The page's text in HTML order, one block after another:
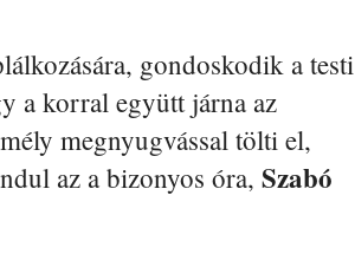
gondoskodik a testi
a korral együtt járna az
megnyugvással tölti el,
az a bizonyos óra, Szabó